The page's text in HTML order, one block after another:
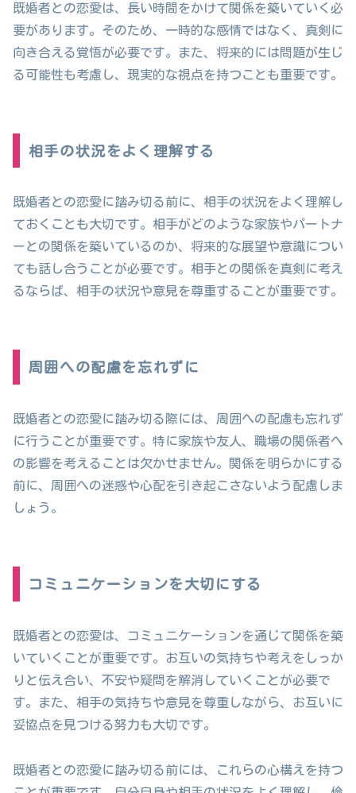
既婚者との恋愛は、長い時間をかけて関係を築いていく必
要があります。そのため、一時的な感情ではなく、真剣に
向き合える覚悟が必要です。また、将来的には問題が生じ
る可能性も考慮し、現実的な視点を持つことも重要です。
相手の状況をよく理解する
既婚者との恋愛に踏み切る前に、相手の状況をよく理解し
ておくことも大切です。相手がどのような家族やパートナ
ーとの関係を築いているのか、将来的な展望や意識につい
ても話し合うことが必要です。相手との関係を真剣に考え
るならば、相手の状況や意見を尊重することが重要です。
周囲への配慮を忘れずに
既婚者との恋愛に踏み切る際には、周囲への配慮も忘れず
に行うことが重要です。特に家族や友人、職場の関係者へ
の影響を考えることは欠かせません。関係を明らかにする
前に、周囲への迷惑や心配を引き起こさないよう配慮しま
しょう。
コミュニケーションを大切にする
既婚者との恋愛は、コミュニケーションを通じて関係を築
いていくことが重要です。お互いの気持ちや考えをしっか
りと伝え合い、不安や疑問を解消していくことが必要で
す。また、相手の気持ちや意見を尊重しながら、お互いに
妥協点を見つける努力も大切です。
既婚者との恋愛に踏み切る前には、これらの心構えを持つ